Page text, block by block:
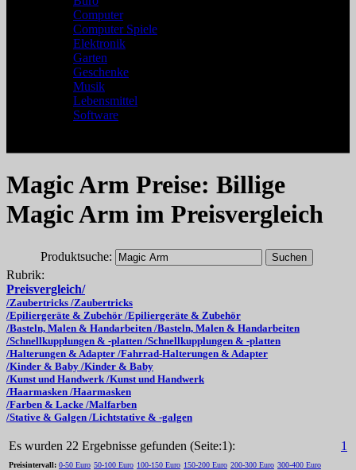
Computer
Computer Spiele
Elektronik
Garten
Geschenke
Musik
Lebensmittel
Software
Magic Arm Preise: Billige
Magic Arm im Preisvergleich
Produktsuche:
Rubrik:
Preisvergleich/
/Zaubertricks /Zaubertricks
/Epiliergeräte & Zubehör /Epiliergeräte & Zubehör
/Basteln, Malen & Handarbeiten /Basteln, Malen & Handarbeiten
/Schnellkupplungen & -platten /Schnellkupplungen & -platten
/Halterungen & Adapter /Fahrrad-Halterungen & Adapter
/Kinder & Baby /Kinder & Baby
/Kunst und Handwerk /Kunst und Handwerk
/Haarmasken /Haarmasken
/Farben & Lacke /Malfarben
/Stative & Galgen /Lichtstative & -galgen
Es wurden 22 Ergebnisse gefunden (Seite:1): 1
Preisintervall: 0-50 Euro 50-100 Euro 100-150 Euro 150-200 Euro 200-300 Euro 300-400 Euro